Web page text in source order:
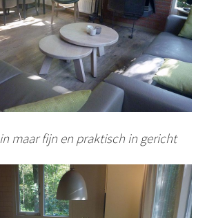
maar fijn en praktisch in gericht